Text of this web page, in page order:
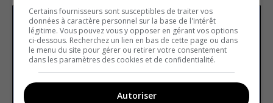
S’inscrire à la newsletter
E-mail
Certains fournisseurs sont susceptibles de traiter vos
données à caractère personnel sur la base de l'intérêt
légitime. Vous pouvez vous y opposer en gérant vos options
ci-dessous. Recherchez un lien en bas de cette page ou dans
le menu du site pour gérer ou retirer votre consentement
dans les paramètres des cookies et de confidentialité.
Autoriser